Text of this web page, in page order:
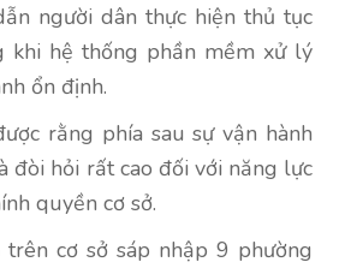
người dân thực hiện thủ tục
khi hệ thống phần mềm xử lý
ổn định.
rằng phía sau sự vận hành
đòi hỏi rất cao đối với năng lực
quyền cơ sở.
cơ sở sáp nhập 9 phường